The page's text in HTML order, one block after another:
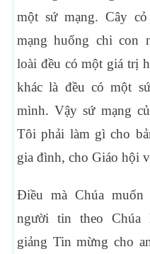
một sứ mạng. Cây
mạng huống chi con
loài đều có một giá trị
khác là đều có một
mình. Vậy sứ mạng
Tôi phải làm gì cho
gia đình, cho Giáo hội
Điều mà Chúa muốn
người tin theo Chúa
giảng Tin mừng cho